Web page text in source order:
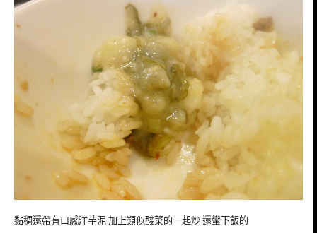
黏稠還帶有口感洋芋泥 加上類似酸菜的一起炒 還蠻下飯的